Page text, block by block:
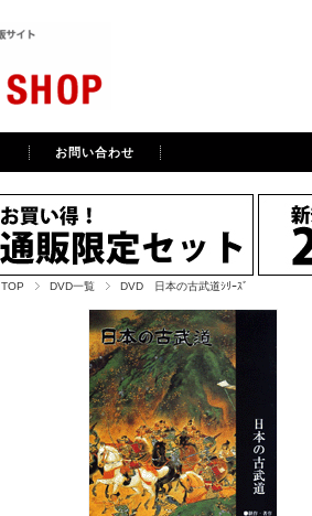
お問い合わせ
TOP DVD一覧 DVD 日本の古武道ｼﾘｰｽﾞ